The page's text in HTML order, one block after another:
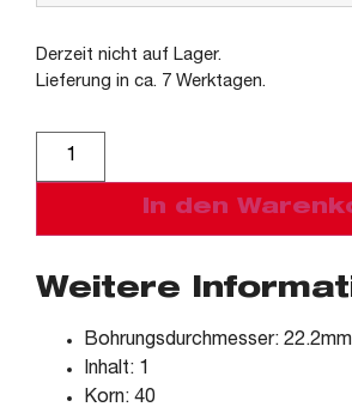
Derzeit nicht auf Lager.
Lieferung in ca. 7 Werktagen.
In den
Weitere
Bohrungsdurchmesser: 22.2mm
Inhalt: 1
Korn: 40